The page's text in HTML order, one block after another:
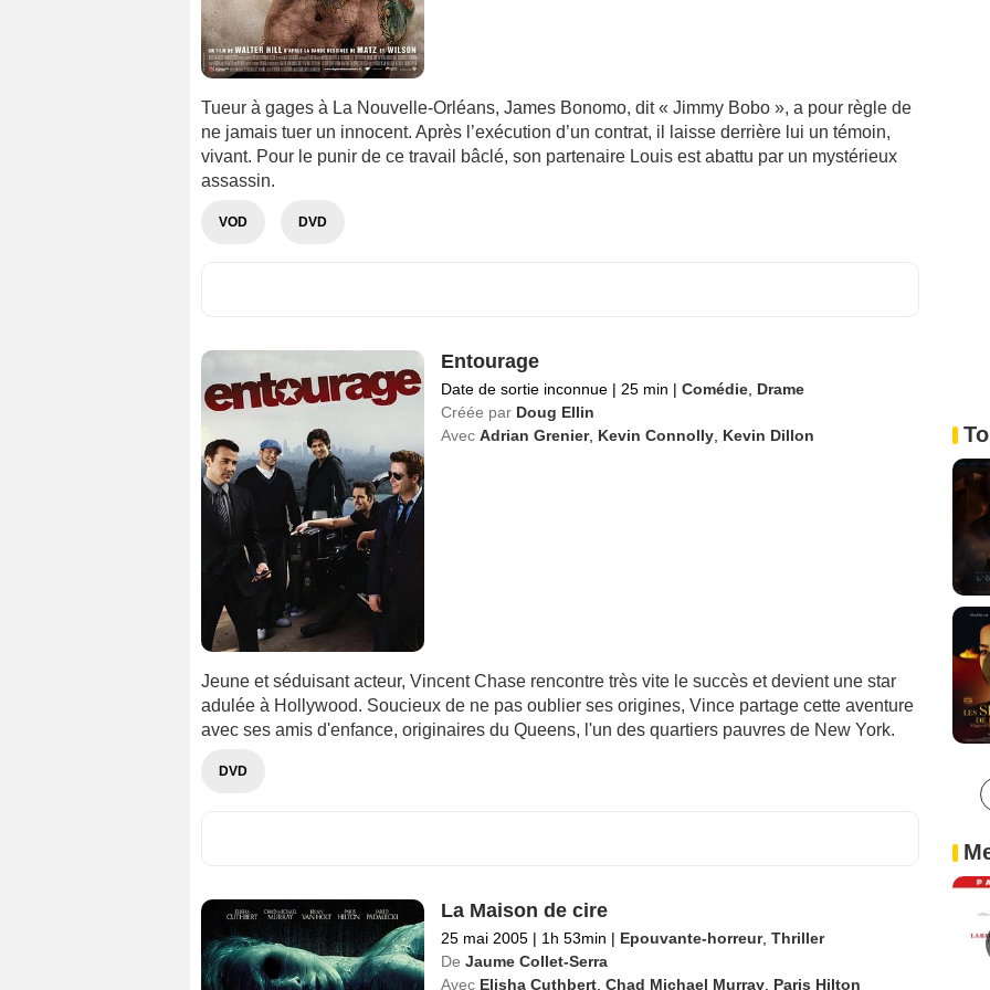
Tueur à gages à La Nouvelle-Orléans, James Bonomo, dit « Jimmy Bobo », a pour règle de
ne jamais tuer un innocent. Après l’exécution d’un contrat, il laisse derrière lui un témoin,
vivant. Pour le punir de ce travail bâclé, son partenaire Louis est abattu par un mystérieux
assassin.
VOD DVD
Entourage
Date de sortie inconnue | 25 min | Comédie, Drame
Créée par Doug Ellin
Avec Adrian Grenier, Kevin Connolly, Kevin Dillon
Jeune et séduisant acteur, Vincent Chase rencontre très vite le succès et devient une star
adulée à Hollywood. Soucieux de ne pas oublier ses origines, Vince partage cette aventure
avec ses amis d'enfance, originaires du Queens, l'un des quartiers pauvres de New York.
DVD
La Maison de cire
25 mai 2005 | 1h 53min | Epouvante-horreur, Thriller
De Jaume Collet-Serra
Avec Elisha Cuthbert, Chad Michael Murray, Paris Hilton